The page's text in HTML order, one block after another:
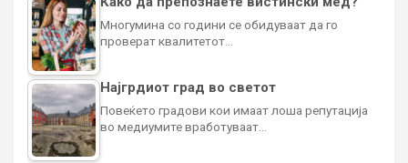
Многумина со години се обидуваат да го
проверат квалитетот…
Најгрдиот град во светот
Повеќето градови кои имаат лоша репутација
во медиумите вработуваат…